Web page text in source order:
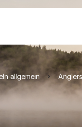
allgemein